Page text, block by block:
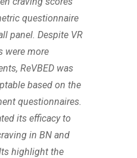
questionnaire
panel. Despite VR
were more
ReVBED was
based on the
questionnaires.
its efficacy to
in BN and
highlight the